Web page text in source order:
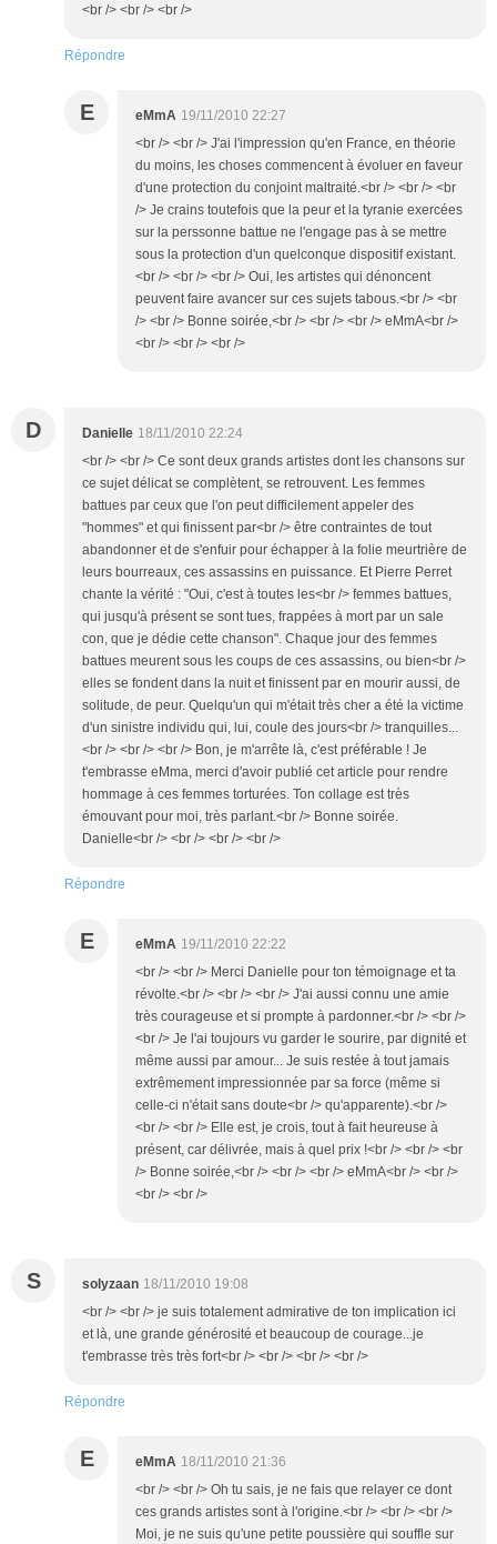
<br /> <br /> <br />
Répondre
E eMmA 19/11/2010 22:27
<br /> <br /> J'ai l'impression qu'en France, en théorie
du moins, les choses commencent à évoluer en faveur
d'une protection du conjoint maltraité.<br /> <br /> <br
/> Je crains toutefois que la peur et la tyranie exercées
sur la perssonne battue ne l'engage pas à se mettre
sous la protection d'un quelconque dispositif existant.
<br /> <br /> <br /> Oui, les artistes qui dénoncent
peuvent faire avancer sur ces sujets tabous.<br /> <br
/> <br /> Bonne soirée,<br /> <br /> <br /> eMmA<br />
<br /> <br /> <br />
D Danielle 18/11/2010 22:24
<br /> <br /> Ce sont deux grands artistes dont les chansons sur
ce sujet délicat se complètent, se retrouvent. Les femmes
battues par ceux que l'on peut difficilement appeler des
"hommes" et qui finissent par<br /> être contraintes de tout
abandonner et de s'enfuir pour échapper à la folie meurtrière de
leurs bourreaux, ces assassins en puissance. Et Pierre Perret
chante la vérité : "Oui, c'est à toutes les<br /> femmes battues,
qui jusqu'à présent se sont tues, frappées à mort par un sale
con, que je dédie cette chanson". Chaque jour des femmes
battues meurent sous les coups de ces assassins, ou bien<br />
elles se fondent dans la nuit et finissent par en mourir aussi, de
solitude, de peur. Quelqu'un qui m'était très cher a été la victime
d'un sinistre individu qui, lui, coule des jours<br /> tranquilles...
<br /> <br /> <br /> Bon, je m'arrête là, c'est préférable ! Je
t'embrasse eMma, merci d'avoir publié cet article pour rendre
hommage à ces femmes torturées. Ton collage est très
émouvant pour moi, très parlant.<br /> Bonne soirée.
Danielle<br /> <br /> <br /> <br />
Répondre
E eMmA 19/11/2010 22:22
<br /> <br /> Merci Danielle pour ton témoignage et ta
révolte.<br /> <br /> <br /> J'ai aussi connu une amie
très courageuse et si prompte à pardonner.<br /> <br />
<br /> Je l'ai toujours vu garder le sourire, par dignité et
même aussi par amour... Je suis restée à tout jamais
extrêmement impressionnée par sa force (même si
celle-ci n'était sans doute<br /> qu'apparente).<br />
<br /> <br /> Elle est, je crois, tout à fait heureuse à
présent, car délivrée, mais à quel prix !<br /> <br /> <br
/> Bonne soirée,<br /> <br /> <br /> eMmA<br /> <br />
<br /> <br />
S solyzaan 18/11/2010 19:08
<br /> <br /> je suis totalement admirative de ton implication ici
et là, une grande générosité et beaucoup de courage...je
t'embrasse très très fort<br /> <br /> <br /> <br />
Répondre
E eMmA 18/11/2010 21:36
<br /> <br /> Oh tu sais, je ne fais que relayer ce dont
ces grands artistes sont à l'origine.<br /> <br /> <br />
Moi, je ne suis qu'une petite poussière qui souffle sur